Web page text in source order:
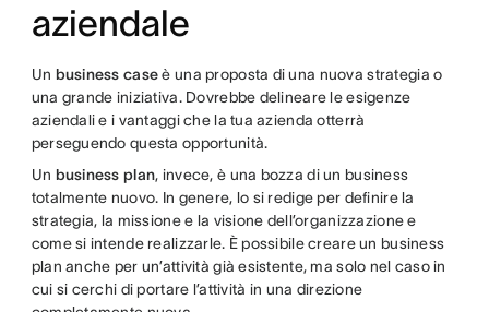
aziendale
Un business caseè una proposta di una nuova strategia o
una grande iniziativa. Dovrebbe delineare le esigenze
aziendali e i vantaggi che la tua azienda otterrà
perseguendo questa opportunità.
Un business plan, invece, è una bozza di un business
totalmente nuovo. In genere, lo si redige per definire la
strategia, la missione e la visione dell’organizzazione e
come si intende realizzarle. È possibile creare un business
plan anche per un’attività già esistente, ma solo nel caso in
cui si cerchi di portare l’attività in una direzione